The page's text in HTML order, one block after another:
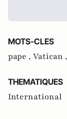
MOTS-CLES
pape , Vatican ,
THEMATIQUES
International